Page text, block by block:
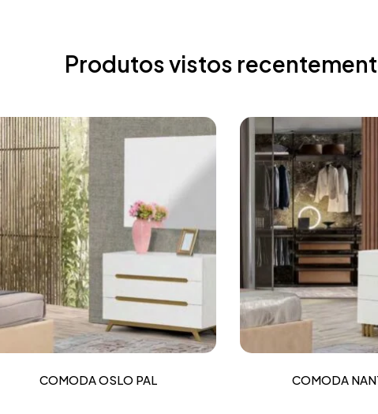
Produtos vistos
COMODA OSLO PAL COMODA